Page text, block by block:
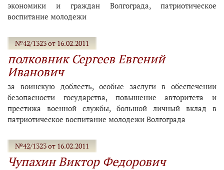
экономики и граждан Волгограда, патриотическое
воспитание молодежи
№42/1323 от 16.02.2011
полковник Сергеев Евгений
Иванович
за воинскую доблесть, особые заслуги в обеспечении
безопасности государства, повышение авторитета и
престижа военной службы, большой личный вклад в
патриотическое воспитание молодежи Волгограда
№42/1323 от 16.02.2011
Чупахин Виктор Федорович